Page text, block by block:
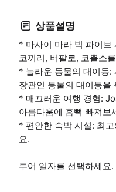
상품설명
* 마사이 마라 빅 파이브
코끼리, 버팔로, 코뿔소
* 놀라운 동물의 대이동:
장관인 동물의 대이동을
* 매끄러운 여행 경험:
아름다움에 흠뻑 빠져보
* 편안한 숙박 시설: 최
요.
투어 일자를 선택하세요.